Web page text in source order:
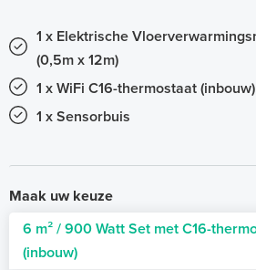
1 x Elektrische
(0,5m x 12m)
1 x WiFi C16-thermostaat
1 x Sensorbuis
Maak uw keuze
6 m² / 900 Watt Set met C16-
(inbouw)